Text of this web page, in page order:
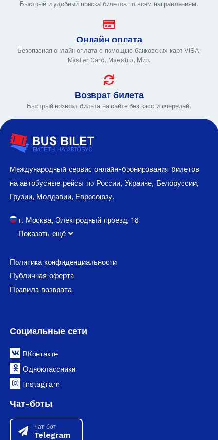
Быстрый и удобный поиска билетов по всем направлениям.
Онлайн оплата
Безопасная онлайн оплата с помощью банковских карт VISA,
Master Card, Maestro, Мир.
Возврат билета
Быстрый возврат билета на сайте без касс и очередей.
Международный сервис онлайн-бронирования билетов
на автобусные рейсы по России, Украине, Белоруссии,
Грузии, Молдавии, Евросоюзу.
г. Москва, Электродный проезд, 16
Показать ещё
Политика конфиденциальности
Публичная оферта
Правила возврата
Социальные сети
ВКонтакте
Одноклассники
Instagram
Чат-боты
Чат бот
Telegram